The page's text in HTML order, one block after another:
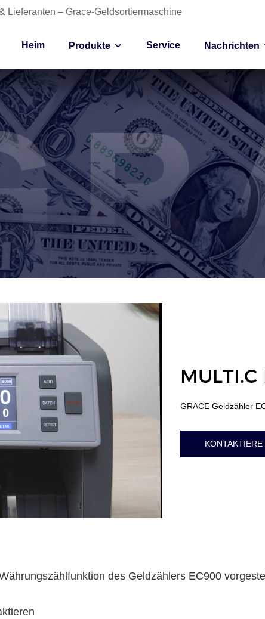
Lieferanten – Grace-Geldsortiermaschine
Heim Produkte Service Nachrichten
GRACE Geldzähler
KONTAKTIERE
des Geldzählers EC900